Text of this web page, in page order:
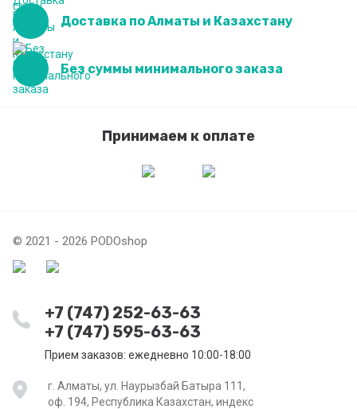
Доставка по Алматы и Казахстану
Без суммы минимального заказа
Принимаем к оплате
© 2021 - 2026 PODOshop
+7 (747) 252-63-63
+7 (747) 595-63-63
Прием заказов: ежедневно 10:00-18:00
г. Алматы, ул. Наурызбай Батыра 111,
оф. 194, Республика Казахстан, индекс